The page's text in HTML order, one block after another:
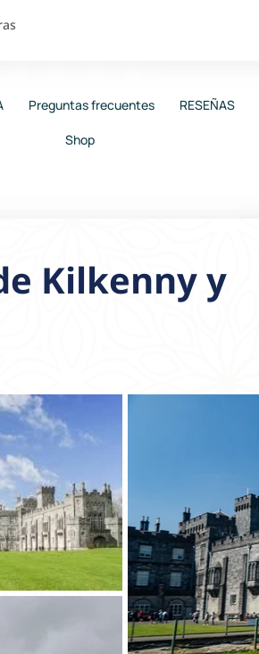
Preguntas frecuentes RESEÑAS
Shop
Kilkenny y